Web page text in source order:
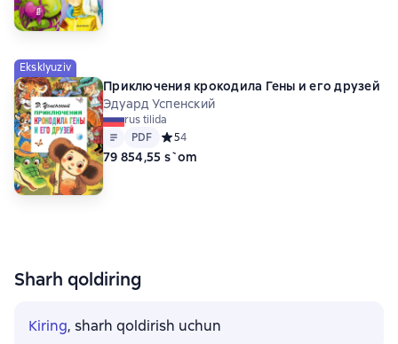
Eksklyuziv
Приключения крокодила Гены и его друзей
Эдуард Успенский
rus tilida
Matn
PDF
PDF Средний рейтинг 5 на основе 4 оценок
54
79 854,55 s`om
Sharh qoldiring
Kiring, sharh qoldirish uchun